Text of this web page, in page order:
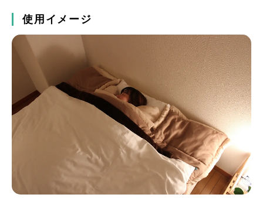
使用イメージ